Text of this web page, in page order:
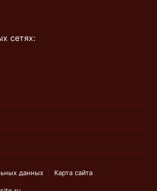
сетях:
данных Карта сайта